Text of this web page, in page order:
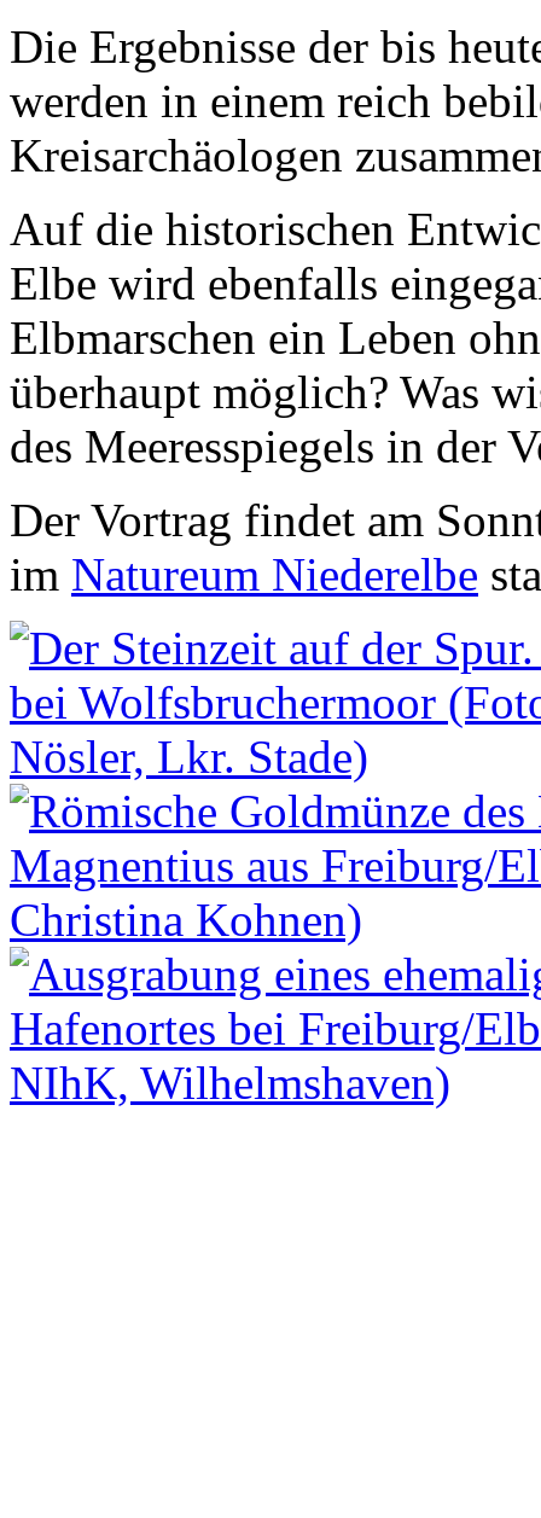
Die Ergebnisse der bis
werden in einem reich
Kreisarchäologen
Auf die historischen
Elbe wird ebenfalls
Elbmarschen ein Leben
überhaupt möglich? Was
des Meeresspiegels in der
Der Vortrag findet am
im Natureum Niederelbe